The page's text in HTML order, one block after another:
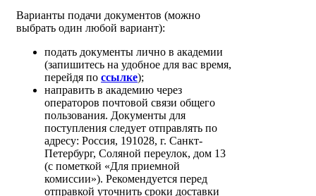
Варианты подачи документов (можно
выбрать один любой вариант):
подать документы лично в академии
(запишитесь на удобное для вас время,
перейдя по ссылке);
направить в академию через
операторов почтовой связи общего
пользования. Документы для
поступления следует отправлять по
адресу: Россия, 191028, г. Санкт-
Петербург, Соляной переулок, дом 13
(с пометкой «Для приемной
комиссии»). Рекомендуется перед
отправкой уточнить сроки доставки